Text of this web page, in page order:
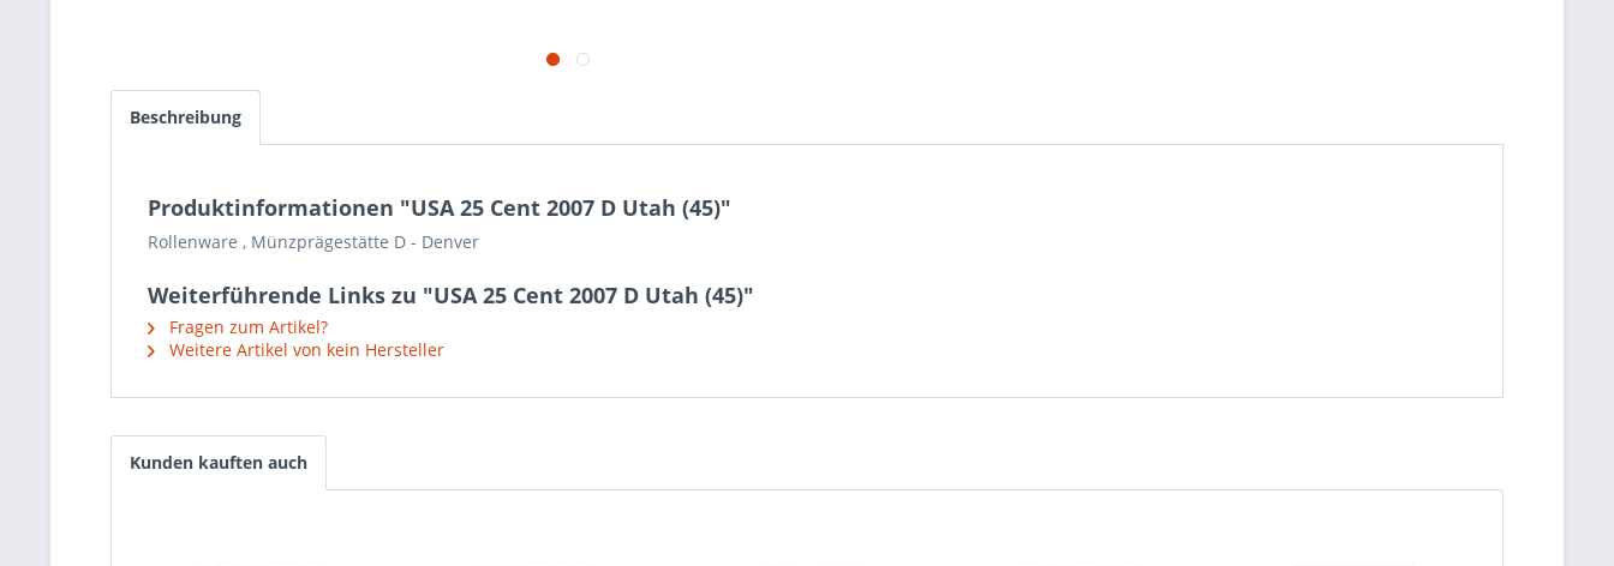
Beschreibung
Produktinformationen "USA 25 Cent 2007 D Utah (45)"
Rollenware , Münzprägestätte D - Denver
Weiterführende Links zu "USA 25 Cent 2007 D Utah (45)"
Fragen zum Artikel?
Weitere Artikel von kein Hersteller
Kunden kauften auch